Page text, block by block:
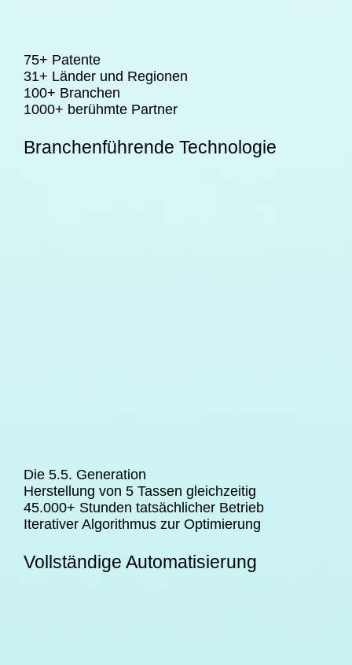
75+ Patente
31+ Länder und Regionen
100+ Branchen
1000+ berühmte Partner
Branchenführende Technologie
Die 5.5. Generation
Herstellung von 5 Tassen gleichzeitig
45.000+ Stunden tatsächlicher Betrieb
Iterativer Algorithmus zur Optimierung
Vollständige Automatisierung